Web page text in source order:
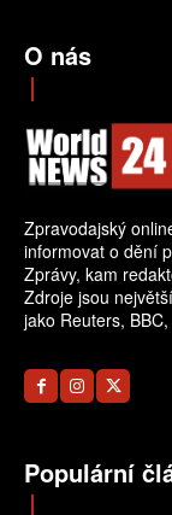
O nás
Zpravodajský
informovat o dění
Zprávy, kam
Zdroje jsou
jako Reuters,
Populární